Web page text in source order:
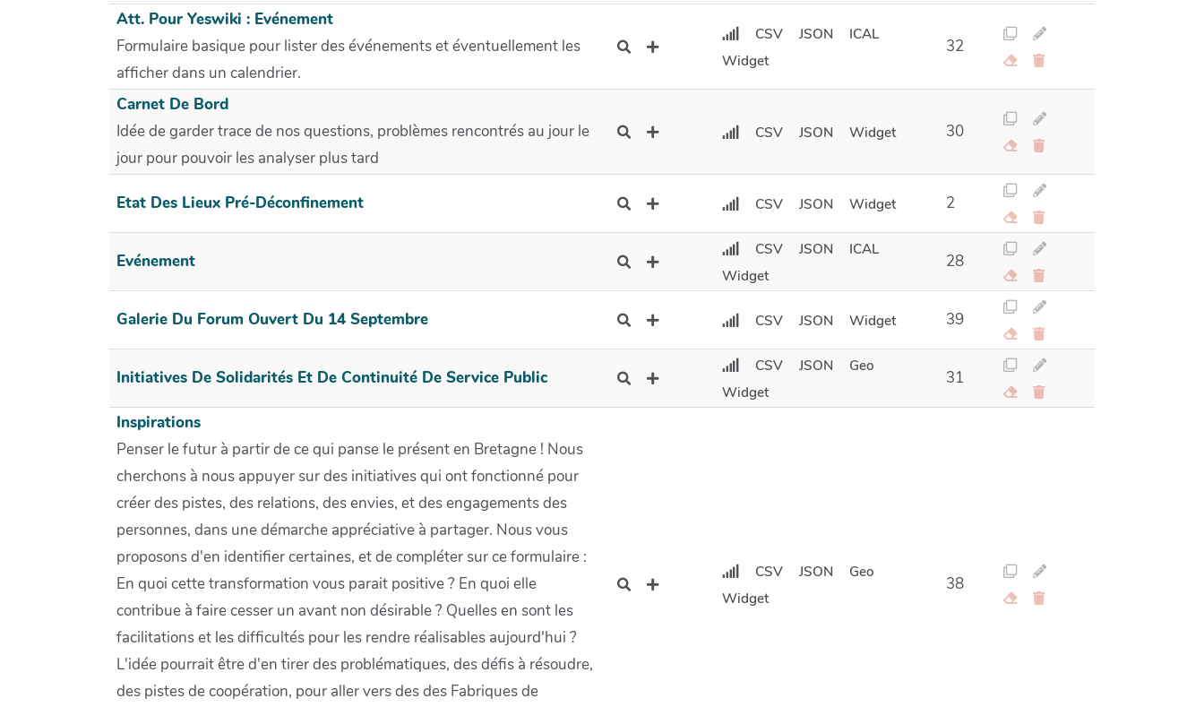
Att. Pour Yeswiki : Evénement
Formulaire basique pour lister des événements et éventuellement les
afficher dans un calendrier.
CSV JSON
ICAL
Widget
32
Carnet De Bord
Idée de garder trace de nos questions, problèmes rencontrés au jour le
jour pour pouvoir les analyser plus tard
CSV JSON Widget 30
Etat Des Lieux Pré-Déconfinement CSV JSON Widget 2
Evénement
CSV JSON
ICAL
Widget
28
Galerie Du Forum Ouvert Du 14 Septembre CSV JSON Widget 39
Initiatives De Solidarités Et De Continuité De Service Public
CSV JSON
Geo
Widget
31
Inspirations
Penser le futur à partir de ce qui panse le présent en Bretagne ! Nous
cherchons à nous appuyer sur des initiatives qui ont fonctionné pour
créer des pistes, des relations, des envies, et des engagements des
personnes, dans une démarche appréciative à partager. Nous vous
proposons d'en identifier certaines, et de compléter sur ce formulaire :
En quoi cette transformation vous parait positive ? En quoi elle
contribue à faire cesser un avant non désirable ? Quelles en sont les
facilitations et les difficultés pour les rendre réalisables aujourd'hui ?
L'idée pourrait être d'en tirer des problématiques, des défis à résoudre,
des pistes de coopération, pour aller vers des des Fabriques de
CSV JSON
Geo
Widget
38